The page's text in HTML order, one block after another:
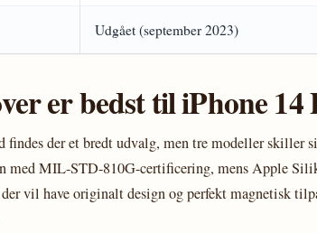
Udgået (september 2023)
er bedst til iPhone 14
findes der et bredt udvalg, men tre modeller skiller
med MIL-STD-810G-certificering, mens Apple
vil have originalt design og perfekt magnetisk